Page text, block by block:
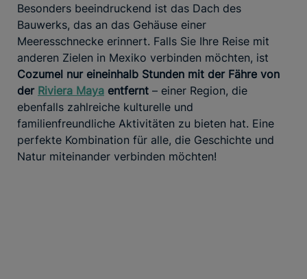
Besonders beeindruckend ist das Dach des
Bauwerks, das an das Gehäuse einer
Meeresschnecke erinnert. Falls Sie Ihre Reise mit
anderen Zielen in Mexiko verbinden möchten, ist
Cozumel nur eineinhalb Stunden mit der Fähre von
der Riviera Maya entfernt – einer Region, die
ebenfalls zahlreiche kulturelle und
familienfreundliche Aktivitäten zu bieten hat. Eine
perfekte Kombination für alle, die Geschichte und
Natur miteinander verbinden möchten!